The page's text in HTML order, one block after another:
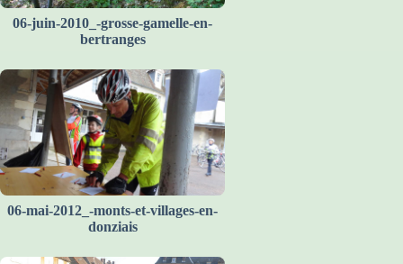
06-juin-2010_-grosse-gamelle-en-
bertranges
06-mai-2012_-monts-et-villages-en-
donziais